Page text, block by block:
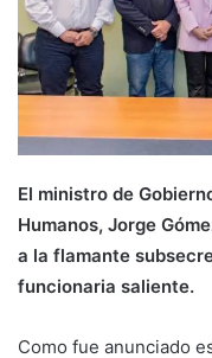
El ministro de
Humanos, Jorge
a la flamante
funcionaria saliente.
Como fue anunciado